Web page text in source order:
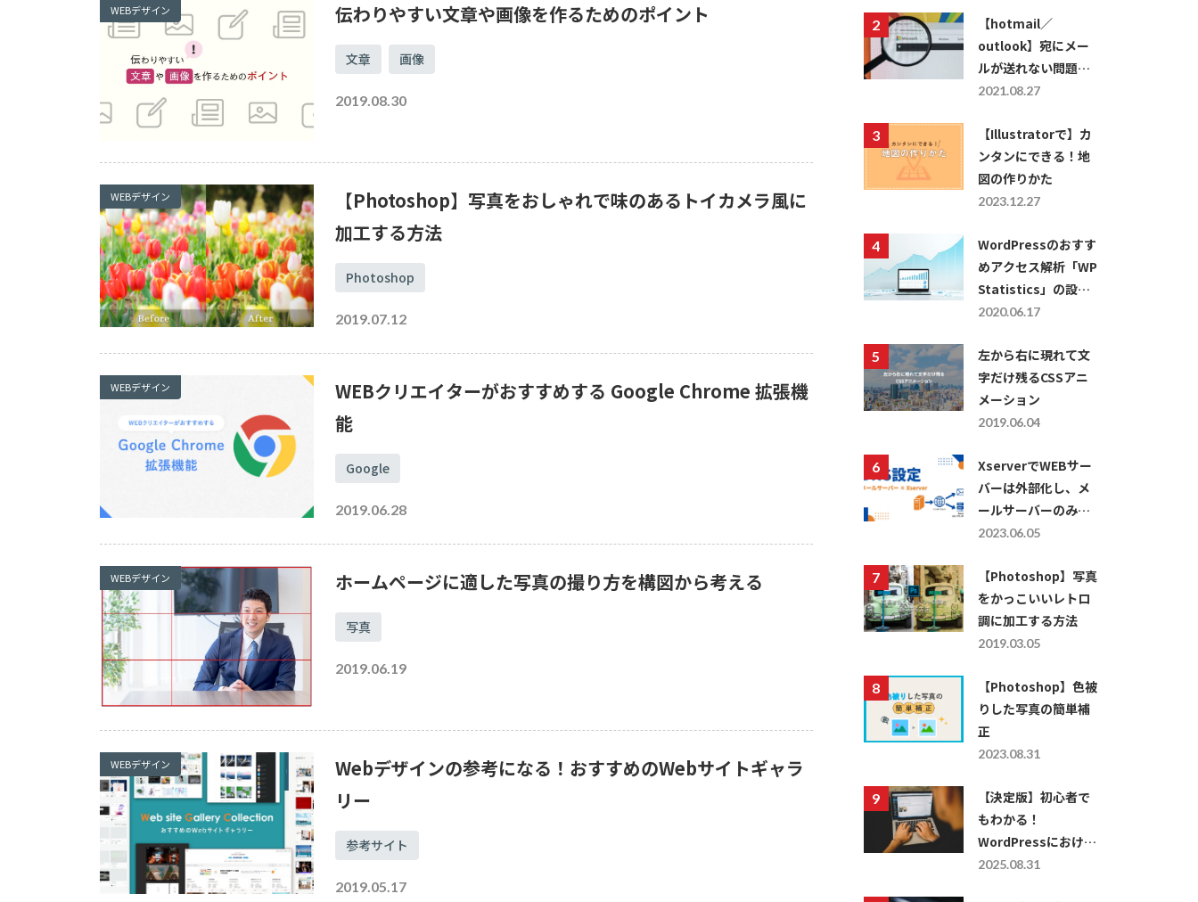
WEBデザイン 伝わりやすい文章や画像を作るためのポイント
文章 画像
2019.08.30
WEBデザイン
【Photoshop】写真をおしゃれで味のあるトイカメラ風に
加工する方法
Photoshop
2019.07.12
WEBデザイン
WEBクリエイターがおすすめする Google Chrome 拡張機
能
Google
2019.06.28
WEBデザイン ホームページに適した写真の撮り方を構図から考える
写真
2019.06.19
WEBデザイン
Webデザインの参考になる！おすすめのWebサイトギャラ
リー
参考サイト
2019.05.17
【hotmail／
outlook】宛にメー
ルが送れない問題を
解決する方法
2021.08.27
【Illustratorで】カ
ンタンにできる！地
図の作りかた
2023.12.27
WordPressのおすす
めアクセス解析「WP
Statistics」の設定
方法・使い方につい
2020.06.17
左から右に現れて文
字だけ残るCSSアニ
メーション
2019.06.04
XserverでWEBサー
バーは外部化し、メ
ールサーバーのみを
利用したい場合の
2023.06.05
【Photoshop】写真
をかっこいいレトロ
調に加工する方法
2019.03.05
【Photoshop】色被
りした写真の簡単補
正
2023.08.31
【決定版】初心者で
もわかる！
WordPressにおける
レスポンシブ対応の
2025.08.31